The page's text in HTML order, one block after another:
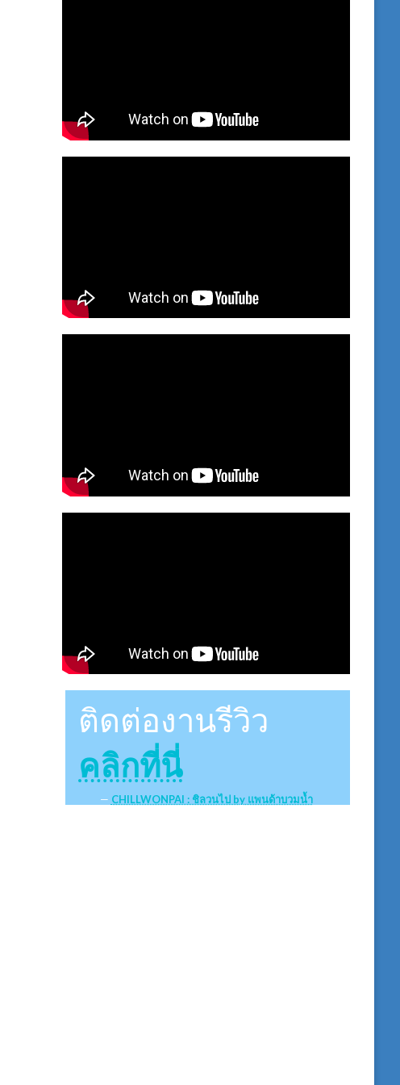
ติดต่องานรีวิว
คลิกที่นี่
CHILLWONPAI : ชิลวนไป by แพนด้าบวมน้ำ